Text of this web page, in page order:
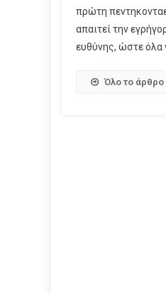
πρώτη
απαιτεί την
ευθύνης, ώστε όλα
Όλο το άρθρο